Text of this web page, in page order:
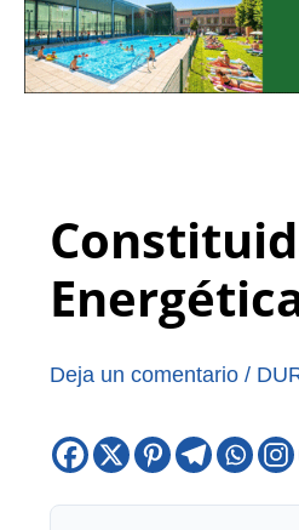
Deja un comentario /